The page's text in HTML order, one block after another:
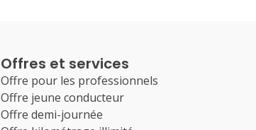
Offres et services
Offre pour les professionnels
Offre jeune conducteur
Offre demi-journée